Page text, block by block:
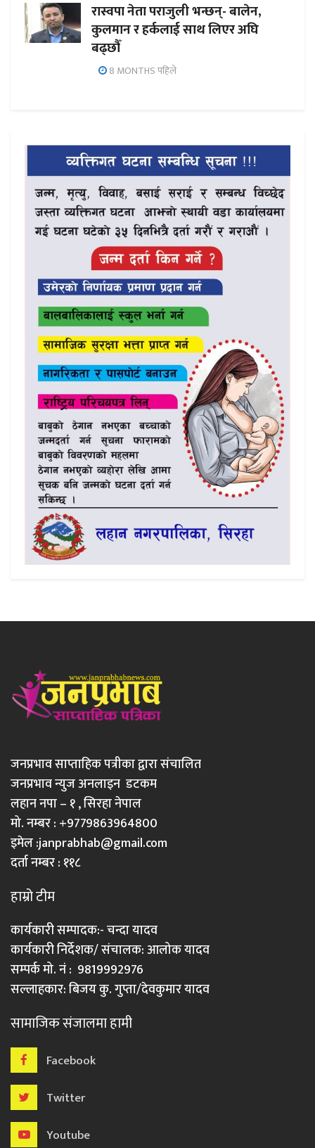
रास्वपा नेता पराजुली भन्छन्- बालेन,
कुलमान र हर्कलाई साथ लिएर अघि
बढ्छौँ
8 MONTHS पहिले
जनप्रभाव साप्ताहिक पत्रीका द्वारा संचालित
जनप्रभाव न्युज अनलाइन डटकम
लहान नपा – १ , सिरहा नेपाल
मो. नम्बर : +9779863964800
इमेल :janprabhab@gmail.com
दर्ता नम्बर : ११८
हाम्रो टीम
कार्यकारी सम्पादक:- चन्दा यादव
कार्यकारी निर्देशक/ संचालक: आलोक यादव
सम्पर्क मो. नं : 9819992976
सल्लाहकार: बिजय कु. गुप्ता/देवकुमार यादव
सामाजिक संजालमा हामी
Facebook
Twitter
Youtube